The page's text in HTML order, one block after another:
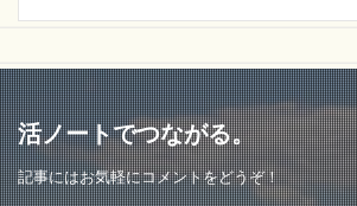
ネット通販詐欺
スマイルモール
晴れ堂 nexus オンライン
hinnotek
Good
バンド
githpaw
PRECISE STRATEGIES
THE JUICY
活ノートでつながる。
記事にはお気軽にコメントをどうぞ！